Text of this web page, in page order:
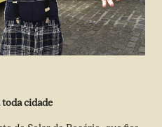
cidade